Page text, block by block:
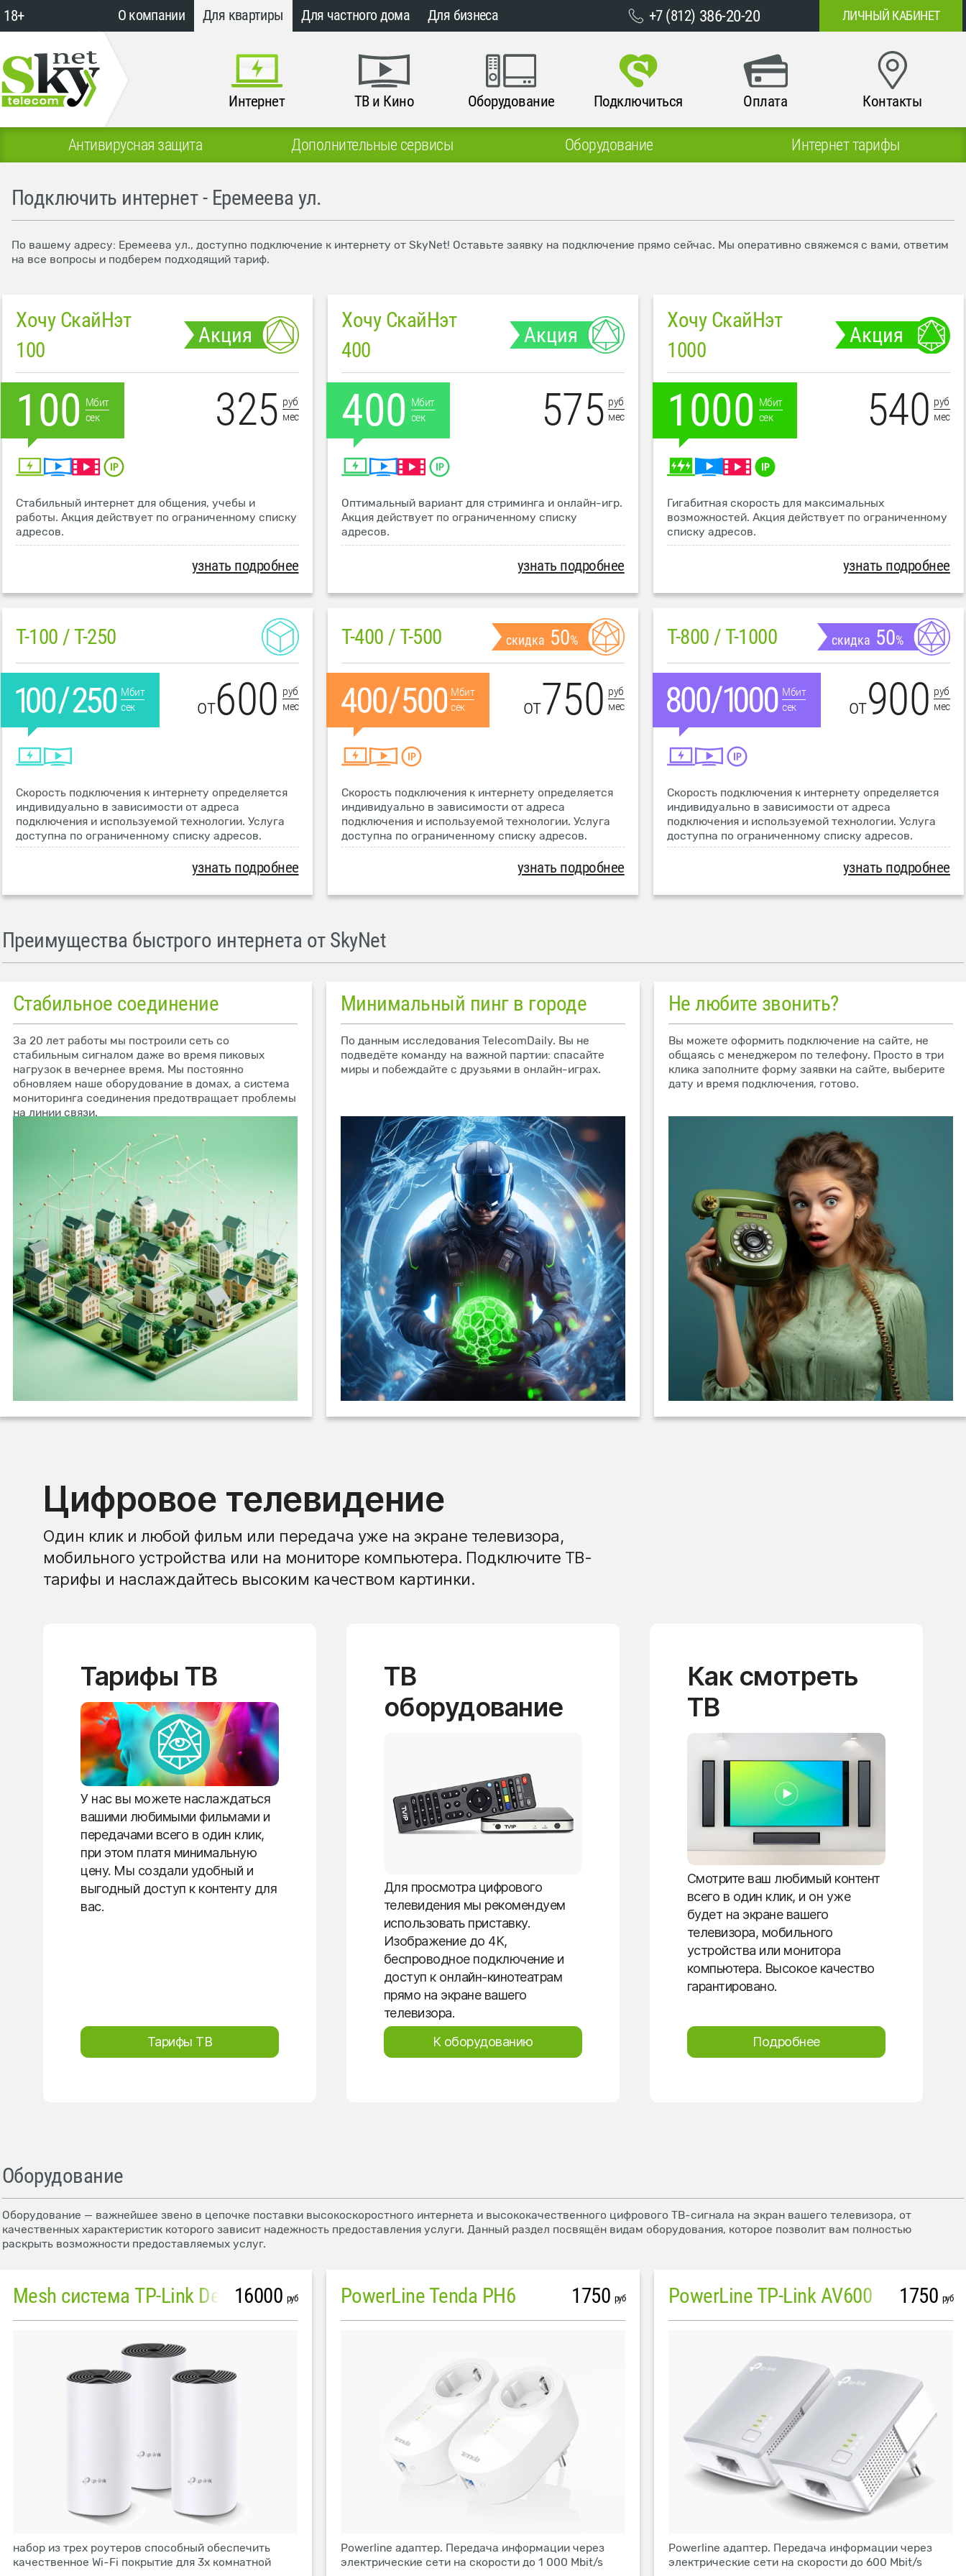
18+ О компании Для квартиры Для частного дома Для бизнеса +7 (812) 386-20-20 ЛИЧНЫЙ КАБИНЕТ
Интернет ТВ и Кино Оборудование Подключиться Оплата Контакты
Антивирусная защита Дополнительные сервисы Оборудование Интернет тарифы
Подключить интернет - Еремеева ул.
По вашему адресу: Еремеева ул., доступно подключение к интернету от SkyNet! Оставьте заявку на подключение прямо сейчас. Мы оперативно свяжемся с вами, ответим
на все вопросы и подберем подходящий тариф.
Хочу СкайНэт
100
Акция
100 Мбит
сек
325 руб
мес
Стабильный интернет для общения, учебы и
работы. Акция действует по ограниченному списку
адресов.
узнать подробнее
Хочу СкайНэт
400
Акция
400 Мбит
сек
575 руб
мес
Оптимальный вариант для стриминга и онлайн-игр.
Акция действует по ограниченному списку
адресов.
узнать подробнее
Хочу СкайНэт
1000
Акция
1000 Мбит
сек
540 руб
мес
Гигабитная скорость для максимальных
возможностей. Акция действует по ограниченному
списку адресов.
узнать подробнее
T-100 / T-250
Мбит
сек
от600 руб
мес
Скорость подключения к интернету определяется
индивидуально в зависимости от адреса
подключения и используемой технологии. Услуга
доступна по ограниченному списку адресов.
узнать подробнее
T-400 / T-500 скидка 50%
Мбит
сек
от750 руб
мес
Скорость подключения к интернету определяется
индивидуально в зависимости от адреса
подключения и используемой технологии. Услуга
доступна по ограниченному списку адресов.
узнать подробнее
T-800 / T-1000 скидка 50%
Мбит
сек
от900 руб
мес
Скорость подключения к интернету определяется
индивидуально в зависимости от адреса
подключения и используемой технологии. Услуга
доступна по ограниченному списку адресов.
узнать подробнее
Преимущества быстрого интернета от SkyNet
Стабильное соединение
За 20 лет работы мы построили сеть со
стабильным сигналом даже во время пиковых
нагрузок в вечернее время. Мы постоянно
обновляем наше оборудование в домах, а система
мониторинга соединения предотвращает проблемы
на линии связи.
Минимальный пинг в городе
По данным исследования TelecomDaily. Вы не
подведёте команду на важной партии: спасайте
миры и побеждайте с друзьями в онлайн-играх.
Не любите звонить?
Вы можете оформить подключение на сайте, не
общаясь с менеджером по телефону. Просто в три
клика заполните форму заявки на сайте, выберите
дату и время подключения, готово.
Цифровое телевидение
Один клик и любой фильм или передача уже на экране телевизора,
мобильного устройства или на мониторе компьютера. Подключите ТВ-
тарифы и наслаждайтесь высоким качеством картинки.
Тарифы ТВ
У нас вы можете наслаждаться
вашими любимыми фильмами и
передачами всего в один клик,
при этом платя минимальную
цену. Мы создали удобный и
выгодный доступ к контенту для
вас.
Тарифы ТВ
ТВ
оборудование
Для просмотра цифрового
телевидения мы рекомендуем
использовать приставку.
Изображение до 4K,
беспроводное подключение и
доступ к онлайн-кинотеатрам
прямо на экране вашего
телевизора.
К оборудованию
Как смотреть
ТВ
Смотрите ваш любимый контент
всего в один клик, и он уже
будет на экране вашего
телевизора, мобильного
устройства или монитора
компьютера. Высокое качество
гарантировано.
Подробнее
Оборудование
Оборудование — важнейшее звено в цепочке поставки высокоскоростного интернета и высококачественного цифрового ТВ-сигнала на экран вашего телевизора, от
качественных характеристик которого зависит надежность предоставления услуги. Данный раздел посвящён видам оборудования, которое позволит вам полностью
раскрыть возможности предоставляемых услуг.
Mesh система TP-Link Deco M4 (3 устройства)
16000 руб
набор из трех роутеров способный обеспечить
качественное Wi-Fi покрытие для 3х комнатной
PowerLine Tenda PH6 1750 руб
Powerline адаптер. Передача информации через
электрические сети на скорости до 1 000 Mbit/s
PowerLine TP-Link AV600 1750 руб
Powerline адаптер. Передача информации через
электрические сети на скорости до 600 Mbit/s